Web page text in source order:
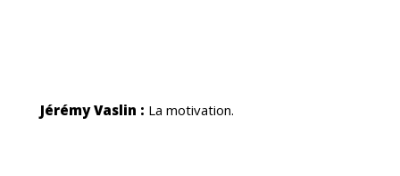
Jérémy Vaslin : La motivation.